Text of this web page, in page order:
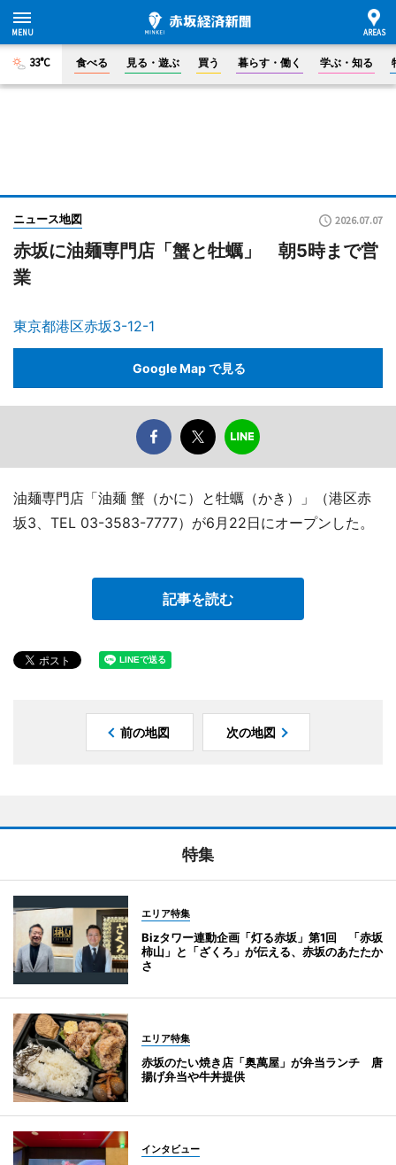
33°C 食べる 見る・遊ぶ 買う 暮らす・働く 学ぶ・知る
ニュース地図 2026.07.07
赤坂に油麺専門店「蟹と牡蠣」 朝5時まで営
業
東京都港区赤坂3-12-1
Google Map で見る
油麺専門店「油麺 蟹（かに）と牡蠣（かき）」（港区赤
坂3、TEL 03-3583-7777）が6月22日にオープンした。
記事を読む
前の地図 次の地図
特集
エリア特集
Bizタワー連動企画「灯る赤坂」第1回 「赤坂
柿山」と「ざくろ」が伝える、赤坂のあたたか
さ
エリア特集
赤坂のたい焼き店「奥萬屋」が弁当ランチ 唐
揚げ弁当や牛丼提供
インタビュー